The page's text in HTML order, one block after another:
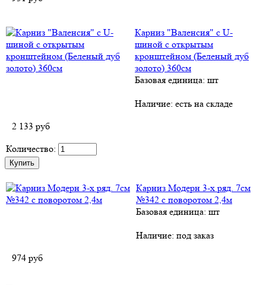
Карниз "Валенсия" с U-
шиной с открытым
кронштейном (Беленый дуб
золото) 360см
Базовая единица: шт
Наличие: есть на складе
2 133 руб
Количество:
Карниз Модерн 3-х ряд. 7см
№342 с поворотом 2,4м
Базовая единица: шт
Наличие: под заказ
974 руб